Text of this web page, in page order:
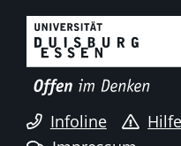
Infoline